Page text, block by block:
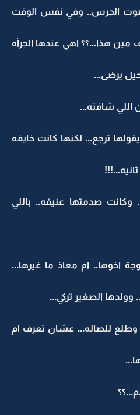
الجرس.. وفي نفس الوقت
هذا...؟؟ اهي عندها الجرأه
يرضى...
اللي شافته...
ترجع... لكنها كانت خايفه
وكانت صدمتها عنيفه.. باللي
اخوها.. ام معاذ ما غيرها...
وولدها الصغير تركي...
للصاله... عشان تعرف ام